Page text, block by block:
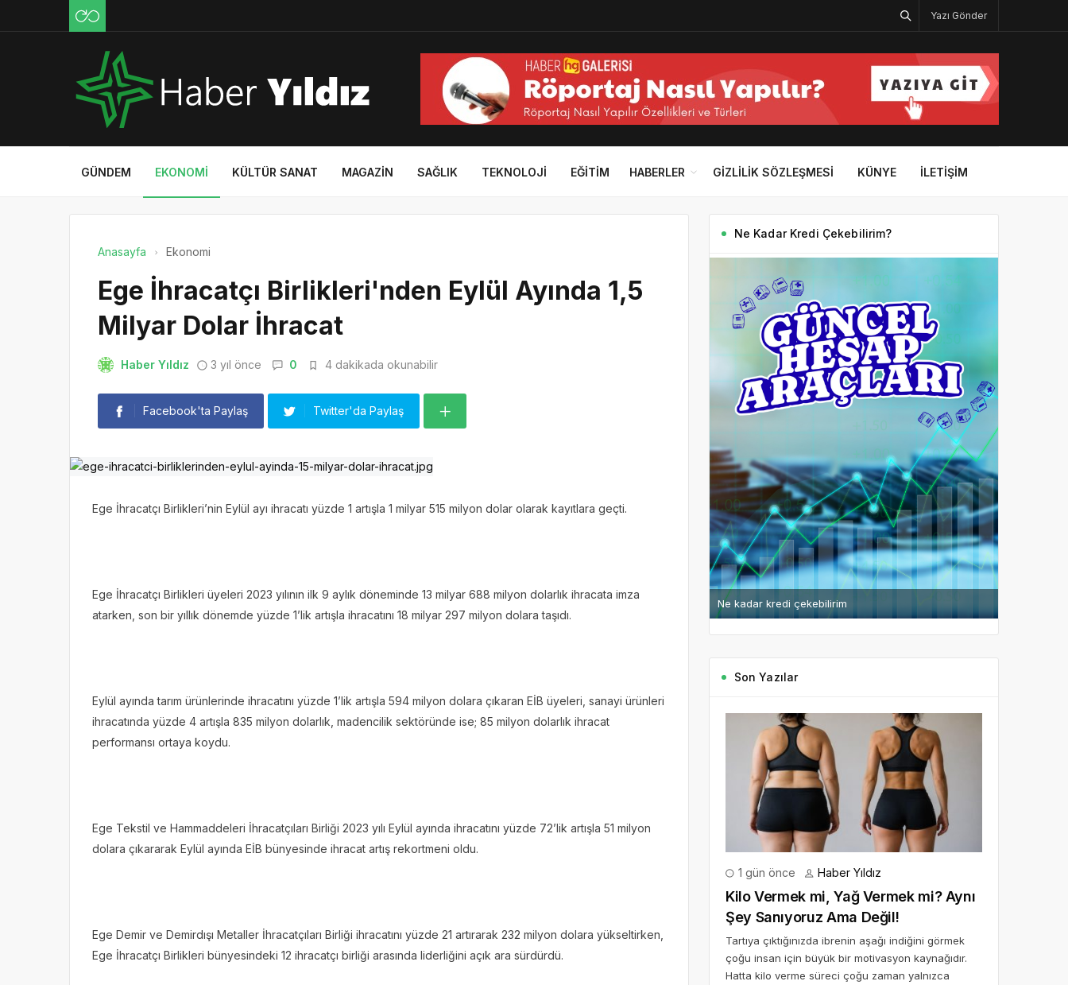
Yazı Gönder
GÜNDEM EKONOMI KÜLTÜR SANAT MAGAZIN SAĞLIK TEKNOLOJI EĞITIM HABERLER GIZLILIK SÖZLEŞMESI KÜNYE İLETIŞIM
Anasayfa Ekonomi
Ege İhracatçı Birlikleri'nden Eylül Ayında 1,5
Milyar Dolar İhracat
Haber Yıldız 3 yıl önce 0 4 dakikada okunabilir
Facebook'ta Paylaş Twitter'da Paylaş
Ege İhracatçı Birlikleri’nin Eylül ayı ihracatı yüzde 1 artışla 1 milyar 515 milyon dolar olarak kayıtlara geçti.
Ege İhracatçı Birlikleri üyeleri 2023 yılının ilk 9 aylık döneminde 13 milyar 688 milyon dolarlık ihracata imza
atarken, son bir yıllık dönemde yüzde 1’lik artışla ihracatını 18 milyar 297 milyon dolara taşıdı.
Eylül ayında tarım ürünlerinde ihracatını yüzde 1’lik artışla 594 milyon dolara çıkaran EİB üyeleri, sanayi ürünleri
ihracatında yüzde 4 artışla 835 milyon dolarlık, madencilik sektöründe ise; 85 milyon dolarlık ihracat
performansı ortaya koydu.
Ege Tekstil ve Hammaddeleri İhracatçıları Birliği 2023 yılı Eylül ayında ihracatını yüzde 72’lik artışla 51 milyon
dolara çıkararak Eylül ayında EİB bünyesinde ihracat artış rekortmeni oldu.
Ege Demir ve Demirdışı Metaller İhracatçıları Birliği ihracatını yüzde 21 artırarak 232 milyon dolara yükseltirken,
Ege İhracatçı Birlikleri bünyesindeki 12 ihracatçı birliği arasında liderliğini açık ara sürdürdü.
Ne Kadar Kredi Çekebilirim?
Ne kadar kredi çekebilirim
Son Yazılar
1 gün önce Haber Yıldız
Kilo Vermek mi, Yağ Vermek mi? Aynı
Şey Sanıyoruz Ama Değil!
Tartıya çıktığınızda ibrenin aşağı indiğini görmek
çoğu insan için büyük bir motivasyon kaynağıdır.
Hatta kilo verme süreci çoğu zaman yalnızca